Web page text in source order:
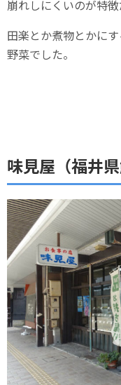
崩れしにくいのが特徴
田楽とか煮物とかに
野菜でした。
味見屋（福井県